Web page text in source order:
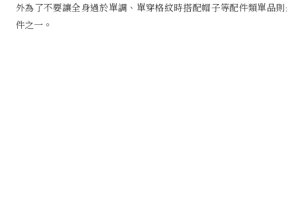
外為了不要讓全身過於單調、單穿格紋時搭配帽子等配件類單品
件之一。